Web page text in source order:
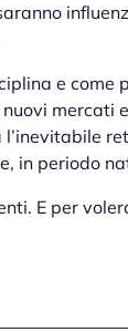
e
mercati
in periodo
E per